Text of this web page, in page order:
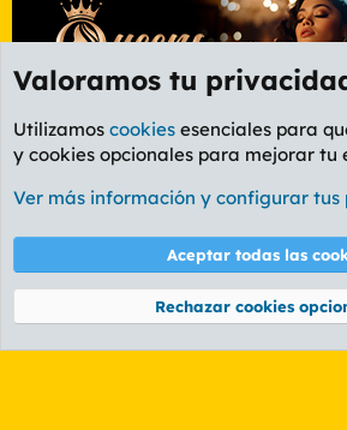
Foro General
Cookies
PL OLDSTYLE AMARILLO
Términos y reglas Política
Community platform by XenForo® © 2010-2026
Valoramos tu
Utilizamos cookies esenciales para
y cookies opcionales para mejorar tu
Ver más información y configurar tus
Aceptar todas las
Rechazar cookies